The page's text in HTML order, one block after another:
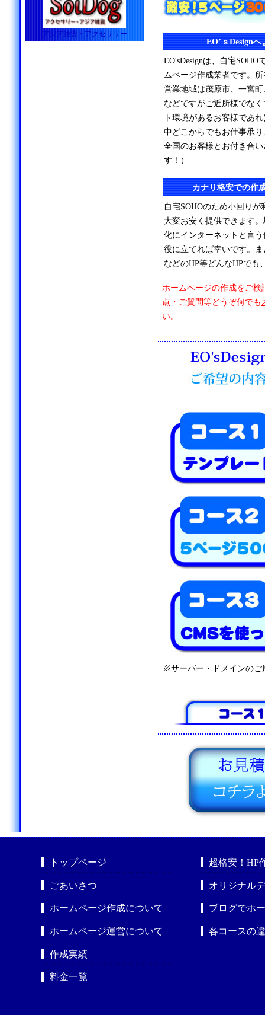
EO’ｓDesign
EO'sDesignは、自宅SOHO
ムページ作成業者です。
営業地域は茂原市、一宮
などですがご近所様でな
ト環境があるお客様であ
中どこからでもお仕事承
全国のお客様とお付き合
す！）
カナリ格安での作
自宅SOHOのため小回り
大変お安く提供できます
化にインターネットと言
役に立てれば幸いです。
などのHP等どんなHPでも
ホームページの作成をご検
点・ご質問等どうぞ何でも
い。
※サーバー・ドメインのご
アジア雑貨・アクセサリー
トップページ
ごあいさつ
ホームページ作成について
ホームページ運営について
作成実績
料金一覧
超格安！HP
オリジナル
ブログでホ
各コースの